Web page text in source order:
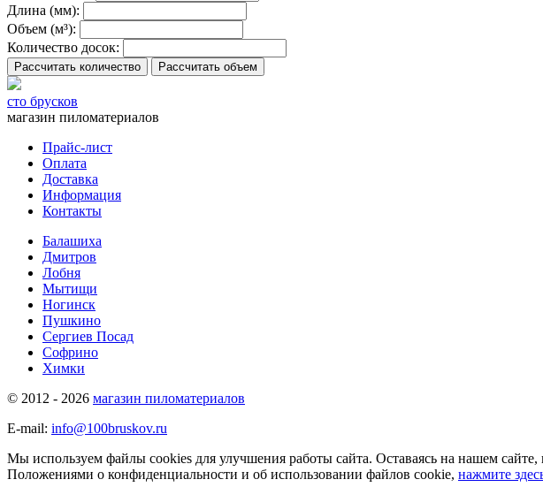
Длина (мм):
Объем (м³):
Количество досок:
Рассчитать количество Рассчитать объем
сто брусков
магазин пиломатериалов
Прайс-лист
Оплата
Доставка
Информация
Контакты
Балашиха
Дмитров
Лобня
Мытищи
Ногинск
Пушкино
Сергиев Посад
Софрино
Химки
© 2012 - 2026 магазин пиломатериалов
E-mail: info@100bruskov.ru
Мы используем файлы cookies для улучшения работы сайта. Оставаясь на нашем
Положениями о конфиденциальности и об использовании файлов cookie, нажмите